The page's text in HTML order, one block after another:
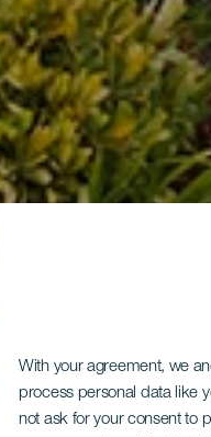
With your agreement, we
process personal data like
not ask for your consent to